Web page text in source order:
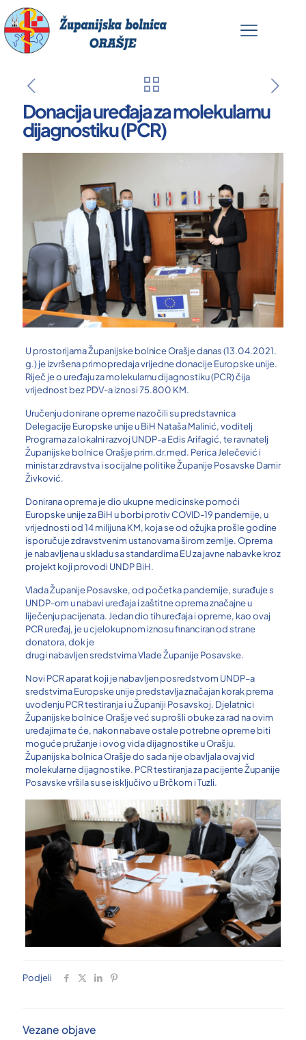
Donacija uređaja za molekularnu
dijagnostiku (PCR)
U prostorijama Županijske bolnice Orašje danas (13.04.2021.
g.) je izvršena primopredaja vrijedne donacije Europske unije.
Riječ je o uređaju za molekularnu dijagnostiku (PCR) čija
vrijednost bez PDV-a iznosi 75.800 KM.
Uručenju donirane opreme nazočili su predstavnica
Delegacije Europske unije u BiH Nataša Malinić, voditelj
Programa za lokalni razvoj UNDP-a Edis Arifagić, te ravnatelj
Županijske bolnice Orašje prim.dr.med. Perica Jelečević i
ministar zdravstva i socijalne politike Županije Posavske Damir
Živković.
Donirana oprema je dio ukupne medicinske pomoći
Europske unije za BiH u borbi protiv COVID-19 pandemije, u
vrijednosti od 14 milijuna KM, koja se od ožujka prošle godine
isporučuje zdravstvenim ustanovama širom zemlje. Oprema
je nabavljena u skladu sa standardima EU za javne nabavke kroz
projekt koji provodi UNDP BiH.
Vlada Županije Posavske, od početka pandemije, surađuje s
UNDP-om u nabavi uređaja i zaštitne oprema značajne u
liječenju pacijenata. Jedan dio tih uređaja i opreme, kao ovaj
PCR uređaj, je u cjelokupnom iznosu financiran od strane
donatora, dok je
drugi nabavljen sredstvima Vlade Županije Posavske.
Novi PCR aparat koji je nabavljen posredstvom UNDP–a
sredstvima Europske unije predstavlja značajan korak prema
uvođenju PCR testiranja i u Županiji Posavskoj. Djelatnici
Županijske bolnice Orašje već su prošli obuke za rad na ovim
uređajima te će, nakon nabave ostale potrebne opreme biti
moguće pružanje i ovog vida dijagnostike u Orašju.
Županijska bolnica Orašje do sada nije obavljala ovaj vid
molekularne dijagnostike. PCR testiranja za pacijente Županije
Posavske vršila su se isključivo u Brčkom i Tuzli.
Podjeli
Vezane objave